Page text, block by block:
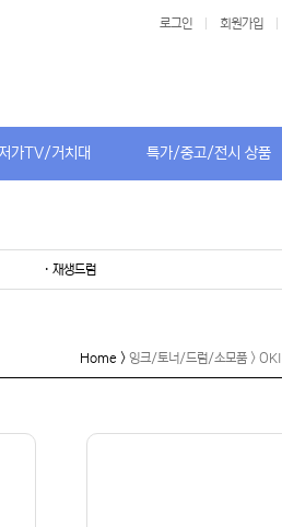
로그인 회원가입
가TV/거치대 특가/중고/전시 상품
· 재생드럼
Home > 잉크/토너/드럼/소모품 > OKI